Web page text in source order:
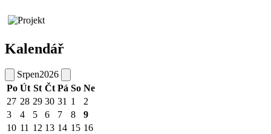
Kalendář
Srpen2026
Po Út St Čt Pá So Ne
27 28 29 30 31 1
2
3
4 5 6 7 8
9
10 11 12 13 14 15 16